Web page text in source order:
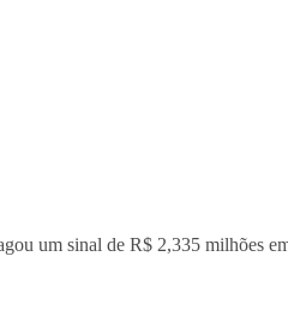
um sinal de R$ 2,335 milhões